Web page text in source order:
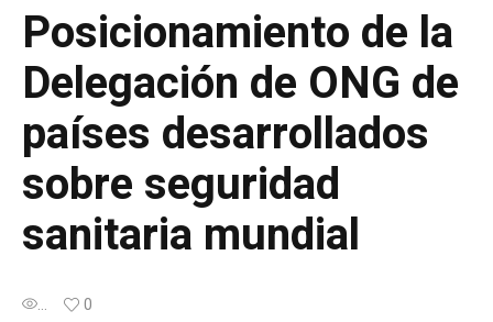
Posicionamiento de la
Delegación de ONG de
países desarrollados
sobre seguridad
sanitaria mundial
... 0